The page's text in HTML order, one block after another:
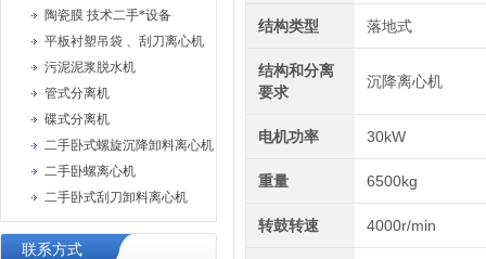
陶瓷膜 技术二手*设备
平板衬塑吊袋 、刮刀离心机
污泥泥浆脱水机
管式分离机
碟式分离机
二手卧式螺旋沉降卸料离心机
二手卧螺离心机
二手卧式刮刀卸料离心机
联系方式
结构类型 落地式
结构和分离
要求
沉降离心机
电机功率 30kW
重量 6500kg
转鼓转速 4000r/min